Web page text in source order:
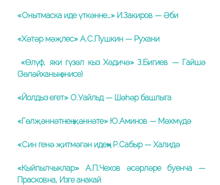
«Онытмаска иде үткәнне…» И.Закиров — Әби
«Хәтәр мәҗлес» А.С.Пушкин — Рухани
«Өлүф, яки гүзәл кыз Хәдичә» З.Бигиев — Гайшә
(Зөләйханың әнисе)
«Йолдыз егет» О.Уайльд — Шәһәр башлыга
«Гөлҗәннәтнең җәннәте» Ю.Аминов — Мәхмүдә
«Син генә җитмәгән идең» Р.Сабыр — Халидә
«Кыйпылчыклар» А.П.Чехов әсәрләре буенча —
Прасковна, Изге анакай